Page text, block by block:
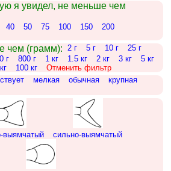
я увидел, не меньше чем
40 50 75 100 150
200
чем (грамм): 2 г 5 г 10 г
25 г
г 800 г 1 кг 1.5 кг 2 кг 3 кг
5 кг
100 кг Отменить фильтр
мелкая обычная
крупная
выямчатый сильно-выямчатый